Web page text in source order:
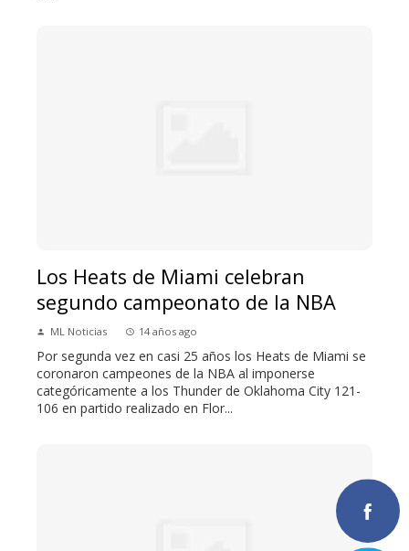
Los Heats de Miami celebran
segundo campeonato de la NBA
ML Noticias 14 años ago
Por segunda vez en casi 25 años los Heats de Miami se
coronaron campeones de la NBA al imponerse
categóricamente a los Thunder de Oklahoma City 121-
106 en partido realizado en Flor...